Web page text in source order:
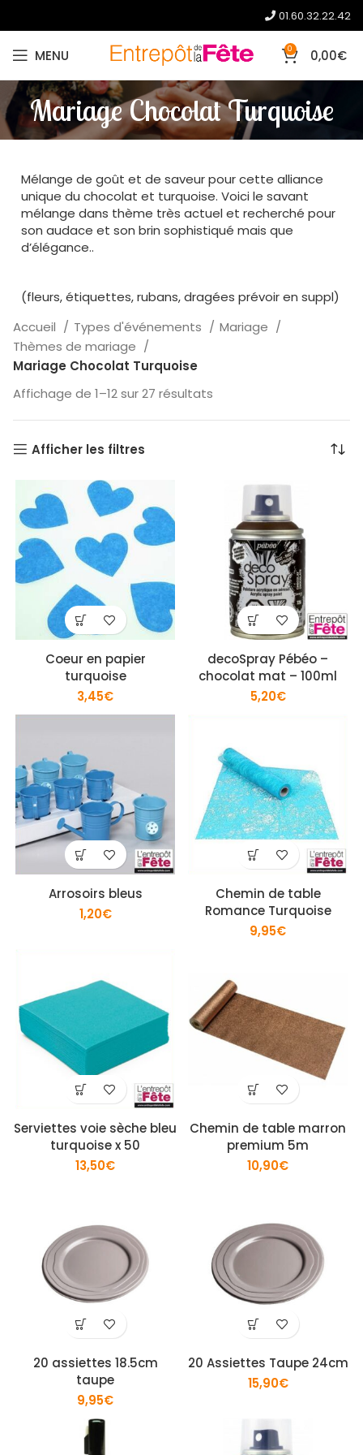
01.60.32.22.42
MENU 0 0,00€
Mariage Chocolat Turquoise
Mélange de goût et de saveur pour cette alliance
unique du chocolat et turquoise. Voici le savant
mélange dans thème très actuel et recherché pour
son audace et son brin sophistiqué mais que
d’élégance..
(fleurs, étiquettes, rubans, dragées prévoir en suppl)
Accueil
Types d'événements
Mariage
Thèmes de mariage
Mariage Chocolat Turquoise
Affichage de 1–12 sur 27 résultats
Afficher les filtres
Coeur en papier
turquoise
3,45€
decoSpray Pébéo –
chocolat mat – 100ml
5,20€
Arrosoirs bleus
1,20€
Chemin de table
Romance Turquoise
9,95€
Serviettes voie sèche bleu
turquoise x 50
13,50€
Chemin de table marron
premium 5m
10,90€
20 assiettes 18.5cm
taupe
9,95€
20 Assiettes Taupe 24cm
15,90€